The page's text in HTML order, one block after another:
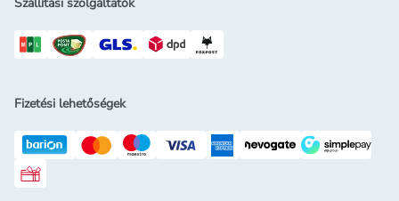
Fizetési lehetőségek
Rossmann ajándékkártya